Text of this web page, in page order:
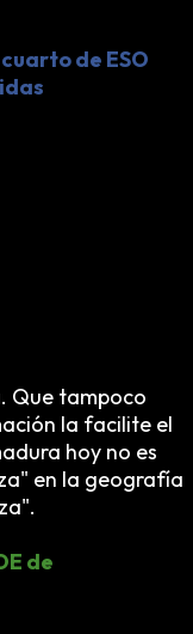
de ESO
Que tampoco
la facilite el
hoy no es
en la geografía
de